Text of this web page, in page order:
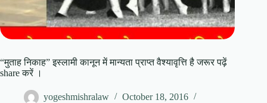
“मुताह निकाह” इस्लामी कानून में मान्यता प्राप्त वैश्यावृत्ति है जरूर पढ़ें
share करें ।
yogeshmishralaw
October 18, 2016